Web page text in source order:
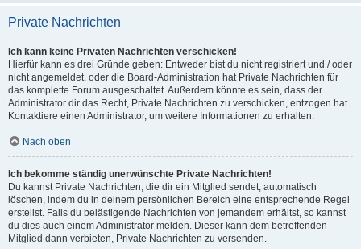
Private Nachrichten
Ich kann keine Privaten Nachrichten verschicken!
Hierfür kann es drei Gründe geben: Entweder bist du nicht registriert und / oder
nicht angemeldet, oder die Board-Administration hat Private Nachrichten für
das komplette Forum ausgeschaltet. Außerdem könnte es sein, dass der
Administrator dir das Recht, Private Nachrichten zu verschicken, entzogen hat.
Kontaktiere einen Administrator, um weitere Informationen zu erhalten.
Nach oben
Ich bekomme ständig unerwünschte Private Nachrichten!
Du kannst Private Nachrichten, die dir ein Mitglied sendet, automatisch
löschen, indem du in deinem persönlichen Bereich eine entsprechende Regel
erstellst. Falls du belästigende Nachrichten von jemandem erhältst, so kannst
du dies auch einem Administrator melden. Dieser kann dem betreffenden
Mitglied dann verbieten, Private Nachrichten zu versenden.